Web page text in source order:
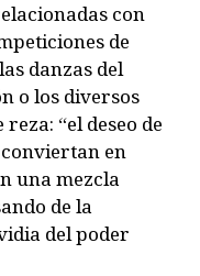
con
de
danzas del
o los diversos
“el deseo de
conviertan en
una mezcla
de la
del poder